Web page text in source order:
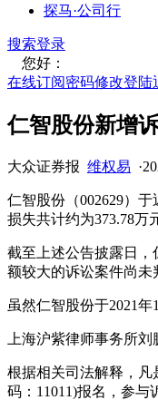
探马·公司行
搜索登录
您好：
在线订阅密码修改登陆
仁智股份新增
大众证券报 维权易 ·
仁智股份（002629）
损失共计约为373.78万
截至上述公告披露日，
额较大的诉讼案件尚未
虽然仁智股份于2021
上海沪紫律师事务所
根据相关司法解释，凡
码：11011)报名，参与